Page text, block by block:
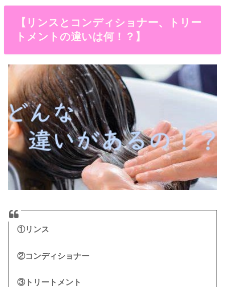
【リンスとコンディショナー、トリー
トメントの違いは何！？】
①リンス
②コンディショナー
③トリートメント